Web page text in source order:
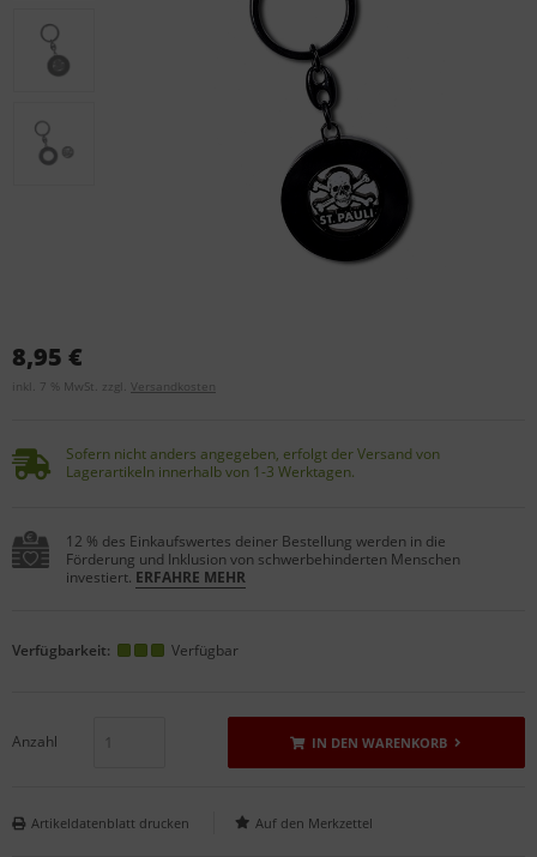
8,95 €
inkl. 7 % MwSt. zzgl. Versandkosten
Sofern nicht anders angegeben, erfolgt der Versand von
Lagerartikeln innerhalb von 1-3 Werktagen.
12 % des Einkaufswertes deiner Bestellung werden in die
Förderung und Inklusion von schwerbehinderten Menschen
investiert. ERFAHRE MEHR
Verfügbarkeit: Verfügbar
Anzahl IN DEN WARENKORB
Artikeldatenblatt drucken